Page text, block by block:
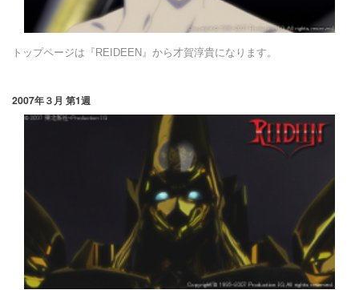
トップページは『REIDEEN』から才賀淳貴になります。
2007年３月 第1週